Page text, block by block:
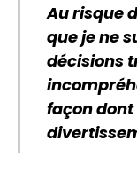
Au risque
que je ne
décisions
façon